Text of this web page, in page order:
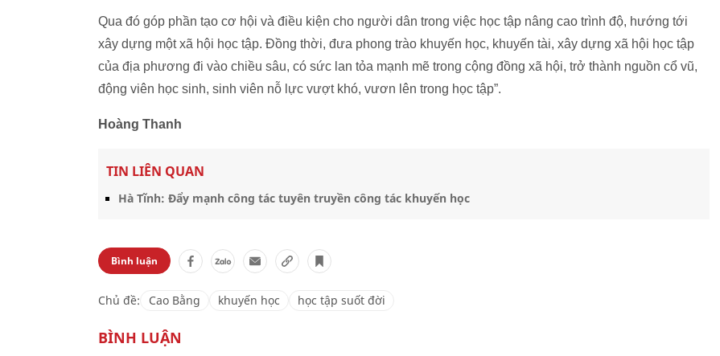
Qua đó góp phần tạo cơ hội và điều kiện cho người dân trong việc học tập nâng cao trình độ, hướng tới
xây dựng một xã hội học tập. Đồng thời, đưa phong trào khuyến học, khuyến tài, xây dựng xã hội học tập
của địa phương đi vào chiều sâu, có sức lan tỏa mạnh mẽ trong cộng đồng xã hội, trở thành nguồn cổ vũ,
động viên học sinh, sinh viên nỗ lực vượt khó, vươn lên trong học tập”.
Hoàng Thanh
TIN LIÊN QUAN
Hà Tĩnh: Đẩy mạnh công tác tuyên truyền công tác khuyến học
Bình luận
Chủ đề: Cao Bằng khuyến học học tập suốt đời